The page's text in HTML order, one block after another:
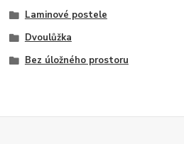
Laminové postele
Dvoulůžka
Bez úložného prostoru